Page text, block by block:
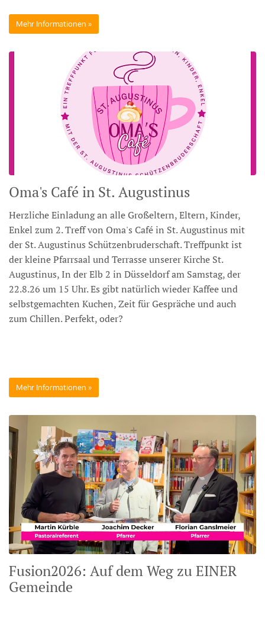
Mehr Informationen
Oma's Café in St. Augustinus
Herzliche Einladung an alle Großeltern, Eltern, Kinder,
Enkel zum 2. Treff von Oma's Café in St. Augustinus mit
der St. Augustinus Schützenbruderschaft. Treffpunkt ist
der kleine Pfarrsaal und Terrasse unserer Kirche St.
Augustinus, In der Elb 2 in Düsseldorf am Samstag, der
22.8.26 um 15 Uhr. Es gibt natürlich wieder Kaffee und
selbstgemachten Kuchen, Zeit für Gespräche und auch
zum Chillen. Perfekt, oder?
Mehr Informationen
Fusion2026: Auf dem Weg zu EINER
Gemeinde